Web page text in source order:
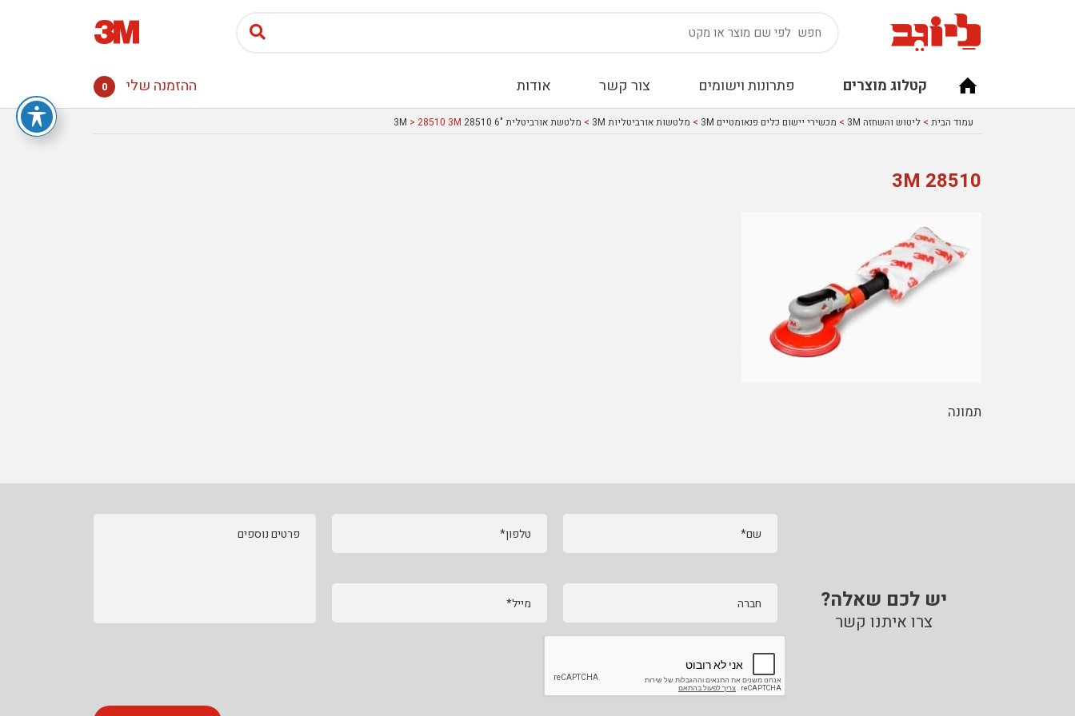
קטלוג מוצרים פתרונות וישומים צור קשר אודות ההזמנה שלי 0
עמוד הבית > ליטוש והשחזה 3M > מכשירי יישום כלים פנאומטיים 3M > מלטשות אורביטליות 3M > מלטשת אורביטלית "6 28510 3M > 28510 3M
28510 3M
תמונה
יש לכם שאלה?
צרו איתנו קשר
שם* טלפון*
חברה מייל*
פרטים נוספים